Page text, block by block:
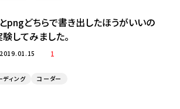
pngどちらで書き出したほうがいいの
してみました。
2019.01.15 1
ディング コーダー